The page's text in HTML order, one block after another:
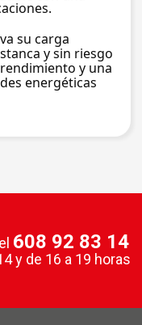
su carga
y sin riesgo
y una
energéticas
608 92 83 14
y de 16 a 19 horas